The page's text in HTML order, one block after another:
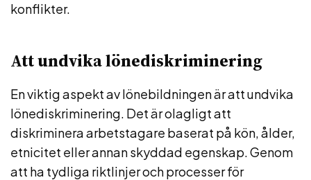
konflikter.
Att undvika lönediskriminering
En viktig aspekt av lönebildningen är att undvika
lönediskriminering. Det är olagligt att
diskriminera arbetstagare baserat på kön, ålder,
etnicitet eller annan skyddad egenskap. Genom
att ha tydliga riktlinjer och processer för